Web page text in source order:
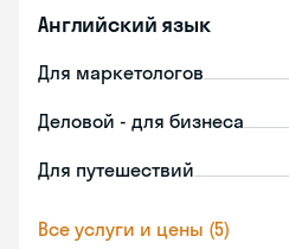
Английский язык
Для маркетологов
Деловой - для бизнеса
Для путешествий
Все услуги и цены (5)